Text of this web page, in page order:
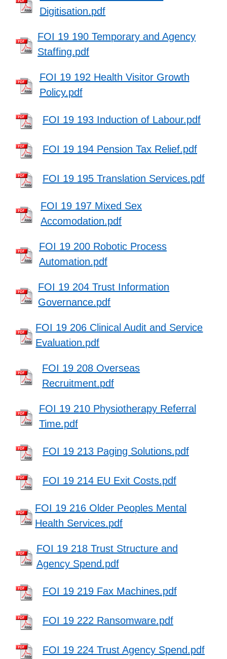
Digitisation.pdf
FOI 19 190 Temporary and Agency
Staffing.pdf
FOI 19 192 Health Visitor Growth
Policy.pdf
FOI 19 193 Induction of Labour.pdf
FOI 19 194 Pension Tax Relief.pdf
FOI 19 195 Translation Services.pdf
FOI 19 197 Mixed Sex
Accomodation.pdf
FOI 19 200 Robotic Process
Automation.pdf
FOI 19 204 Trust Information
Governance.pdf
FOI 19 206 Clinical Audit and Service
Evaluation.pdf
FOI 19 208 Overseas
Recruitment.pdf
FOI 19 210 Physiotherapy Referral
Time.pdf
FOI 19 213 Paging Solutions.pdf
FOI 19 214 EU Exit Costs.pdf
FOI 19 216 Older Peoples Mental
Health Services.pdf
FOI 19 218 Trust Structure and
Agency Spend.pdf
FOI 19 219 Fax Machines.pdf
FOI 19 222 Ransomware.pdf
FOI 19 224 Trust Agency Spend.pdf